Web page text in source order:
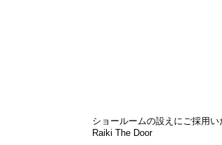
ショールームの設えにご採用い
Raiki The Door